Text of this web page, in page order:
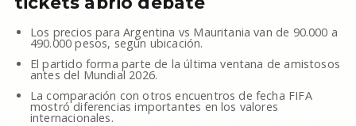
Los precios para Argentina vs Mauritania van de 90.000 a
490.000 pesos, según ubicación.
El partido forma parte de la última ventana de amistosos
antes del Mundial 2026.
La comparación con otros encuentros de fecha FIFA
mostró diferencias importantes en los valores
internacionales.